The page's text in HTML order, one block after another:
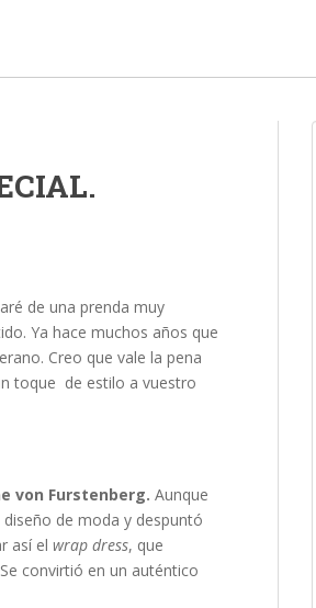
de una prenda muy
Ya hace muchos años que
Creo que vale la pena
toque de estilo a vuestro
von Furstenberg. Aunque
de moda y despuntó
así el wrap dress, que
convirtió en un auténtico